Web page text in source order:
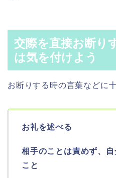
交際を直接お断り
は気を付けよう
お断りする時の言葉などに
お礼を述べる
相手のことは責めず、
こと